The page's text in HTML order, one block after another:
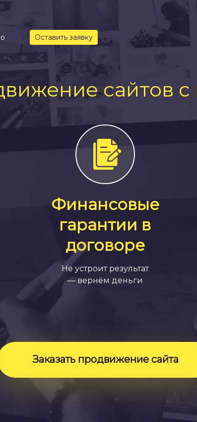
Оставить заявку
сайтов с
Финансовые
гарантии в
договоре
Не устроит результат
— вернём деньги
Заказать продвижение сайта